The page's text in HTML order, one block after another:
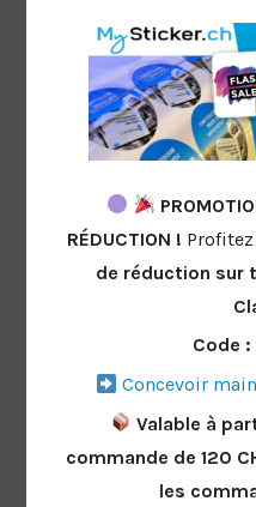
Crée des autocollants
loisirs ou le plaisir. Choisis
et le matériau et conçois
comme tu le souhaites !
RÉDUCTION !
de réduction sur
Code
Concevoir
Valable à
commande de 120
les